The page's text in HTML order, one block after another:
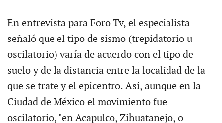
En entrevista para Foro Tv, el especialista
señaló que el tipo de sismo (trepidatorio u
oscilatorio) varía de acuerdo con el tipo de
suelo y de la distancia entre la localidad de la
que se trate y el epicentro. Así, aunque en la
Ciudad de México el movimiento fue
oscilatorio, "en Acapulco, Zihuatanejo, o